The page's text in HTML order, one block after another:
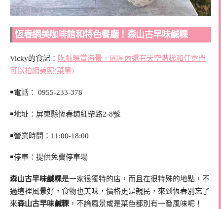
恆春網美咖啡館和特色餐廳！森山古早味鹹粿
Vicky的食記： 吃鹹粿賞海景，園區內還有天空階梯和任意門
可以拍網美照(菜單)
￭電話： 0955-233-378
￭地址： 屏東縣恆春鎮紅柴路2-8號
￭營業時間：11:00-18:00
￭停車：提供免費停車場
森山古早味鹹粿是一家很獨特的店，而且在很特殊的地點，不
過這裡風景好，食物也美味，價格更是親民，來到恆春別忘了
來森山古早味鹹粿 ，不論風景或是菜色都別有一番風味呢！